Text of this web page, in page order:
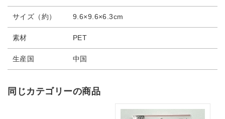
サイズ（約） 9.6×9.6×6.3cm
素材 PET
生産国 中国
同じカテゴリーの商品